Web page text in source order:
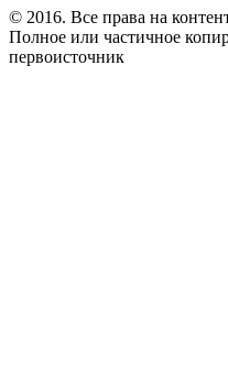
© 2016. Все права на
Полное или частичное
первоисточник